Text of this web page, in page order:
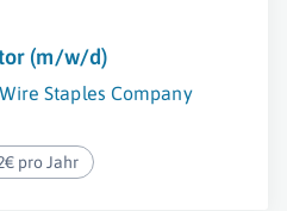
(m/w/d)
Staples Company
pro Jahr